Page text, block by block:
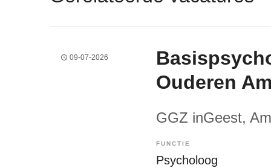
09-07-2026
Ouderen
GGZ inGeest,
FUNCTIE
Psycholoog